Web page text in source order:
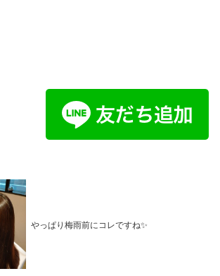
やっぱり梅雨前にコレですね✨